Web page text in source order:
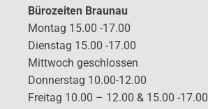
Bürozeiten Braunau
Montag 15.00 -17.00
Dienstag 15.00 -17.00
Mittwoch geschlossen
Donnerstag 10.00-12.00
Freitag 10.00 – 12.00 & 15.00 -17.00